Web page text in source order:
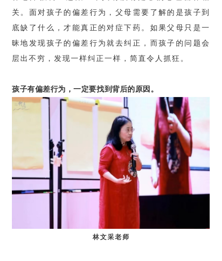
关。面对孩子的偏差行为，父母需要了解的是孩子到
底缺了什么，才能真正的对症下药。如果父母只是一
昧地发现孩子的偏差行为就去纠正，而孩子的问题会
层出不穷，发现一样纠正一样，简直令人抓狂。
孩子有偏差行为，一定要找到背后的原因。
林文采老师